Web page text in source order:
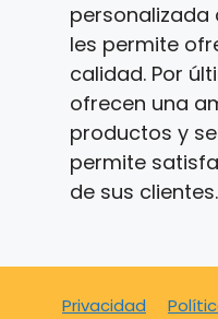
personalizada
les permite
calidad. Por
ofrecen una
productos y
permite
de sus clientes.
Privacidad